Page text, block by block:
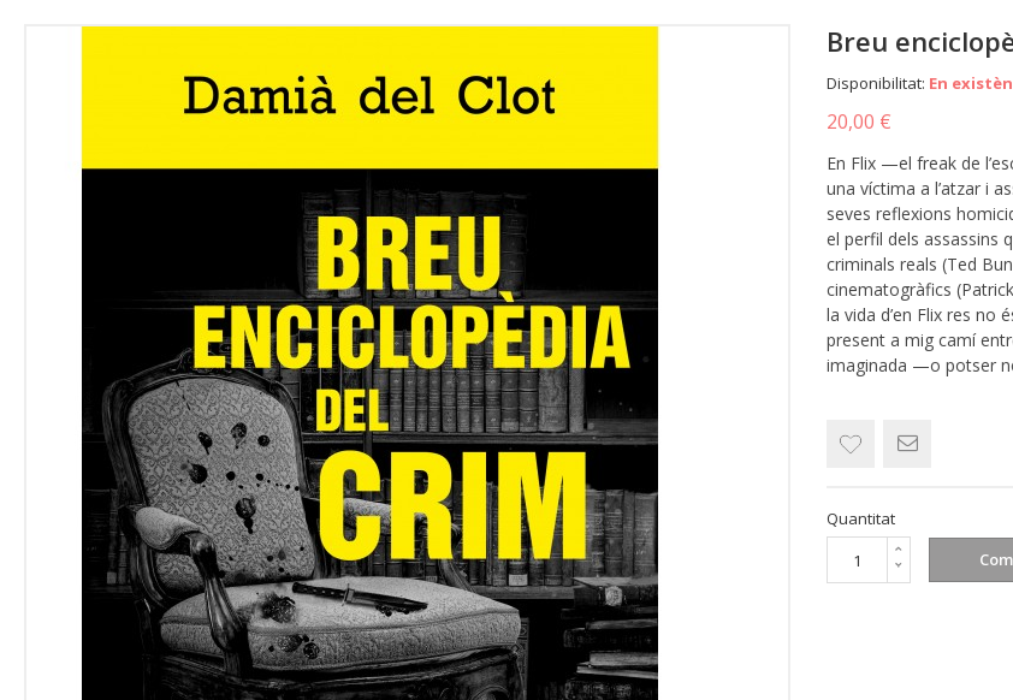
Breu
Disponibilitat: En
20,00 €
En Flix —el freak de
una víctima a l’atzar i
seves reflexions
el perfil dels assassins
criminals reals (Ted
cinematogràfics
la vida d’en Flix res no
present a mig camí
imaginada —o potser
Quantitat